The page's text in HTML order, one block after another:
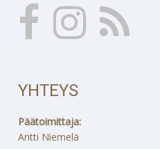
YHTEYS
Päätoimittaja:
Antti Niemelä